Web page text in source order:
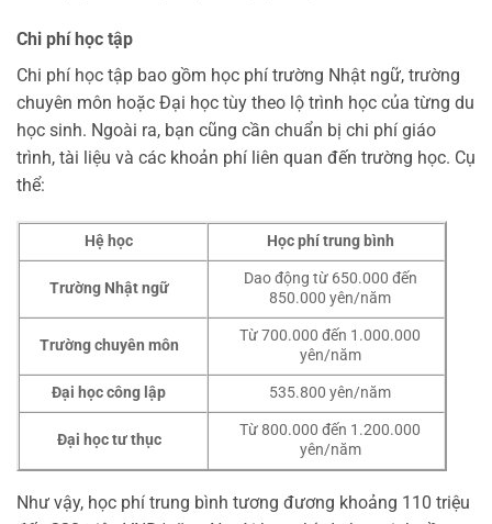
Chi phí học tập
Chi phí học tập bao gồm học phí trường Nhật ngữ, trường
chuyên môn hoặc Đại học tùy theo lộ trình học của từng du
học sinh. Ngoài ra, bạn cũng cần chuẩn bị chi phí giáo
trình, tài liệu và các khoản phí liên quan đến trường học. Cụ
thể:
Hệ học Học phí trung bình
Trường Nhật ngữ
Dao động từ 650.000 đến
850.000 yên/năm
Trường chuyên môn
Từ 700.000 đến 1.000.000
yên/năm
Đại học công lập
535.800 yên/năm
Đại học tư thục
Từ 800.000 đến 1.200.000
yên/năm
Như vậy, học phí trung bình tương đương khoảng 110 triệu